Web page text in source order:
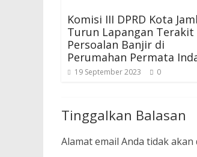
Komisi III DPRD Kota
Turun Lapangan Terakit
Persoalan Banjir di
Perumahan Permata
19 September 2023 0
Tinggalkan Balasan
Alamat email Anda tidak